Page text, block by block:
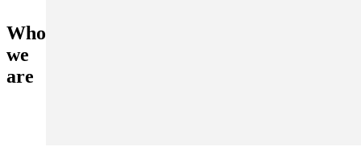
Who
we
are